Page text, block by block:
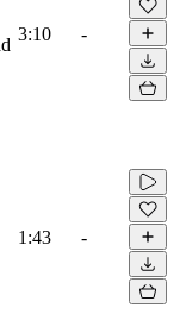
3:10 -
1:43 -